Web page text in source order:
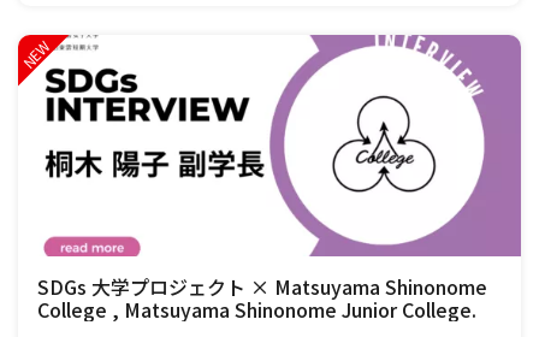
SDGs 大学プロジェクト × Matsuyama Shinonome
College , Matsuyama Shinonome Junior College.